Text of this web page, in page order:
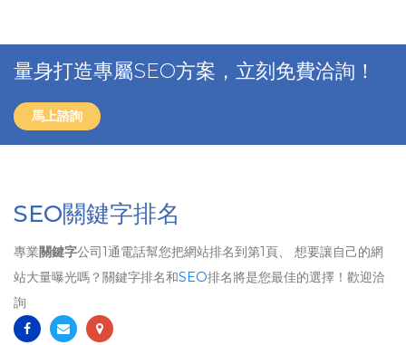
量身打造專屬SEO方案，立刻免費洽詢！
馬上諮詢
SEO關鍵字排名
專業關鍵字公司1通電話幫您把網站排名到第1頁、 想要讓自己的網
站大量曝光嗎？關鍵字排名和SEO排名將是您最佳的選擇！歡迎洽
詢